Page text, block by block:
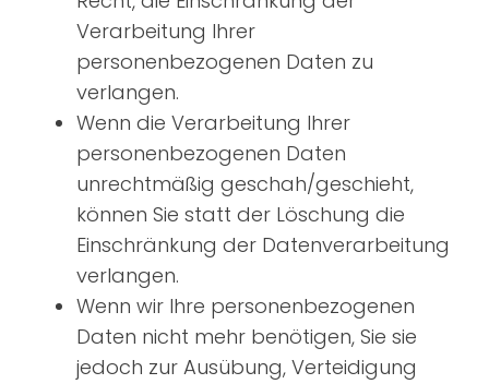
Verarbeitung Ihrer
personenbezogenen Daten zu
verlangen.
Wenn die Verarbeitung Ihrer
personenbezogenen Daten
unrechtmäßig geschah/geschieht,
können Sie statt der Löschung die
Einschränkung der Datenverarbeitung
verlangen.
Wenn wir Ihre personenbezogenen
Daten nicht mehr benötigen, Sie sie
jedoch zur Ausübung, Verteidigung